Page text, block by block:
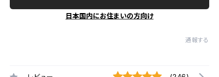
日本国内にお住まいの方向け
通報する